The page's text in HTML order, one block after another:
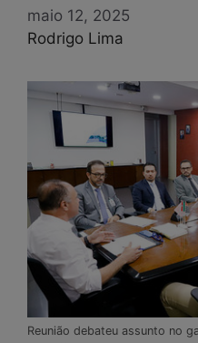
maio 12, 2025
Rodrigo Lima
Reunião debateu assunto no